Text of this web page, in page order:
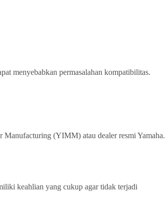
menyebabkan permasalahan kompatibilitas.
(YIMM) atau dealer resmi Yamaha.
keahlian yang cukup agar tidak terjadi